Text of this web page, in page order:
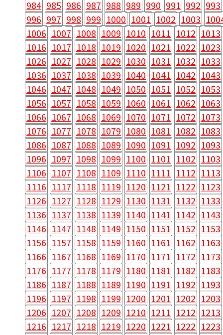
996 997 998 999 1000 1001 1002 1003
1006
1007 1008 1009 1010 1011 1012
1013
1016 1017 1018 1019 1020 1021 1022 1023
1026 1027 1028 1029 1030 1031 1032 1033
1036 1037 1038 1039 1040 1041 1042 1043
1046 1047 1048 1049 1050 1051 1052 1053
1056 1057 1058 1059 1060 1061 1062 1063
1066 1067 1068 1069 1070 1071 1072 1073
1076 1077 1078 1079 1080 1081 1082 1083
1086 1087 1088 1089 1090 1091 1092 1093
1096 1097 1098 1099 1100 1101 1102 1103
1106 1107 1108 1109 1110 1111 1112 1113
1116 1117 1118 1119 1120 1121 1122 1123
1126 1127 1128 1129 1130 1131 1132 1133
1136 1137 1138 1139 1140 1141 1142 1143
1146 1147 1148 1149 1150 1151 1152 1153
1156 1157 1158 1159 1160 1161 1162 1163
1166 1167 1168 1169 1170 1171 1172 1173
1176 1177 1178 1179 1180 1181 1182 1183
1186 1187 1188 1189 1190 1191 1192 1193
1196 1197 1198 1199 1200 1201 1202 1203
1206 1207 1208 1209 1210 1211 1212 1213
1216 1217 1218 1219 1220 1221 1222 1223
1226 1227 1228 1229 1230 1231 1232 1233